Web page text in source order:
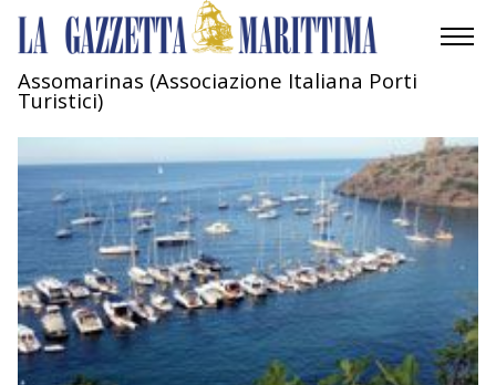
AMBIENTE
MOBILITÀ
INDUSTRIA
RICERCA
ECONOMIA
TURISMO
Assomarinas (Associazione Italiana Porti
Turistici)